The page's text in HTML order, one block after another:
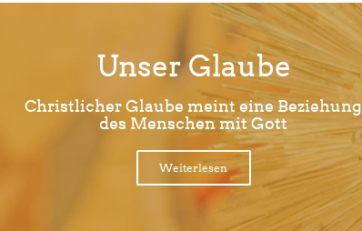
Unser Glaube
Christlicher Glaube meint eine Beziehung
des Menschen mit Gott
Weiterlesen